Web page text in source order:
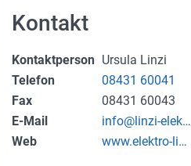
Kontakt
Kontaktperson Ursula Linzi
Telefon
08431 60041
Fax
08431 60043
E-Mail
info@linzi-elektr
o.de
Web
www.elektro-linz